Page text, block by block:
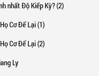
nhất Độ Kiếp Kỳ? (2)
Cơ Để Lại (1)
Cơ Để Lại (2)
Ly